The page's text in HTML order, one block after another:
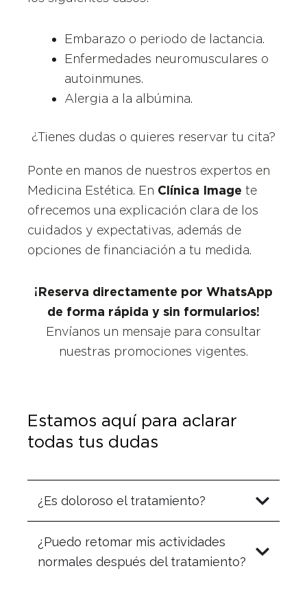
Embarazo o periodo de lactancia.
Enfermedades neuromusculares o
autoinmunes.
Alergia a la albúmina.
¿Tienes dudas o quieres reservar tu cita?
Ponte en manos de nuestros expertos en
Medicina Estética. En Clínica Image te
ofrecemos una explicación clara de los
cuidados y expectativas, además de
opciones de financiación a tu medida.
¡Reserva directamente por WhatsApp
de forma rápida y sin formularios!
Envíanos un mensaje para consultar
nuestras promociones vigentes.
Estamos aquí para aclarar
todas tus dudas
¿Es doloroso el tratamiento?
¿Puedo retomar mis actividades
normales después del tratamiento?